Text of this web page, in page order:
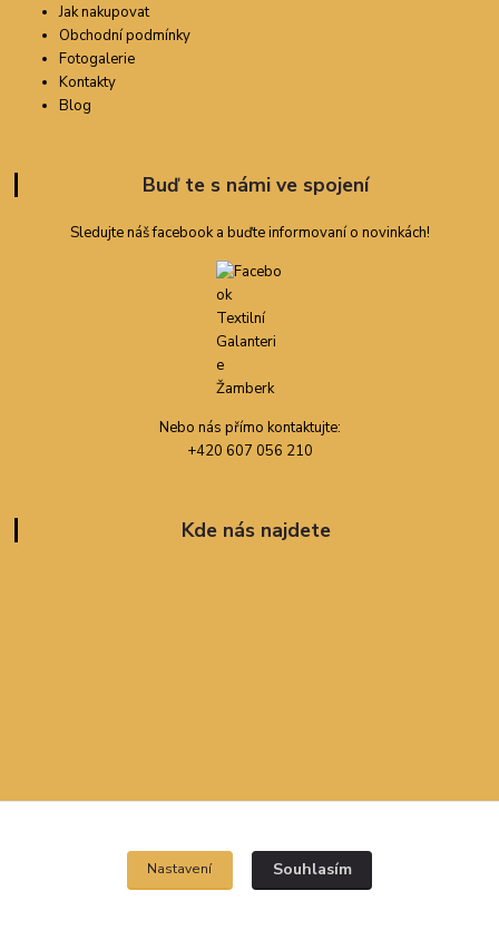
Jak nakupovat
Obchodní podmínky
Fotogalerie
Kontakty
Blog
Buď te s námi ve spojení
Sledujte náš facebook a buďte informovaní o novinkách!
Nebo nás přímo kontaktujte:
+420 607 056 210
Kde nás najdete
Nastavení Souhlasím